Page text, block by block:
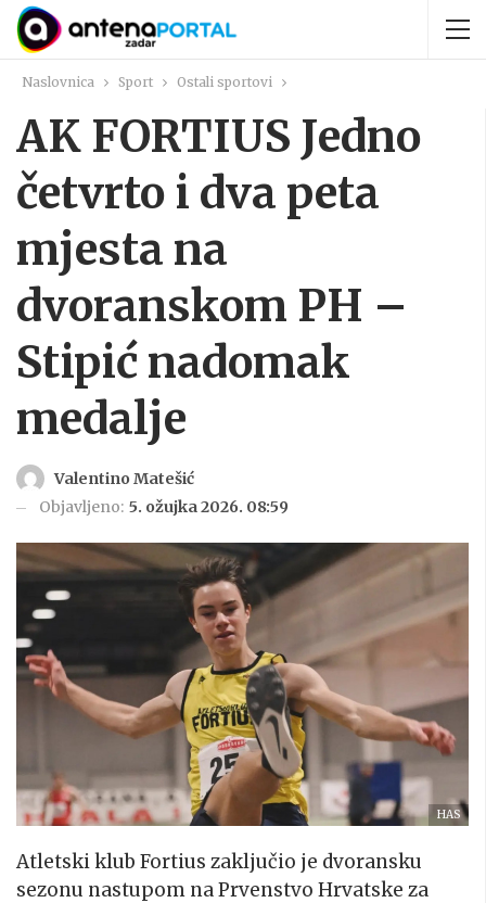
Naslovnica Sport Ostali sportovi
AK FORTIUS Jedno
četvrto i dva peta
mjesta na
dvoranskom PH –
Stipić nadomak
medalje
Valentino Matešić
Objavljeno: 5. ožujka 2026. 08:59
HAS
Atletski klub Fortius zaključio je dvoransku
sezonu nastupom na Prvenstvo Hrvatske za